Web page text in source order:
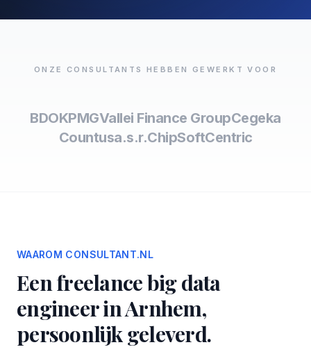
ONZE CONSULTANTS HEBBEN GEWERKT VOOR
BDOKPMGVallei Finance GroupCegeka
Countusa.s.r.ChipSoftCentric
WAAROM CONSULTANT.NL
Een freelance big data
engineer in Arnhem,
persoonlijk geleverd.